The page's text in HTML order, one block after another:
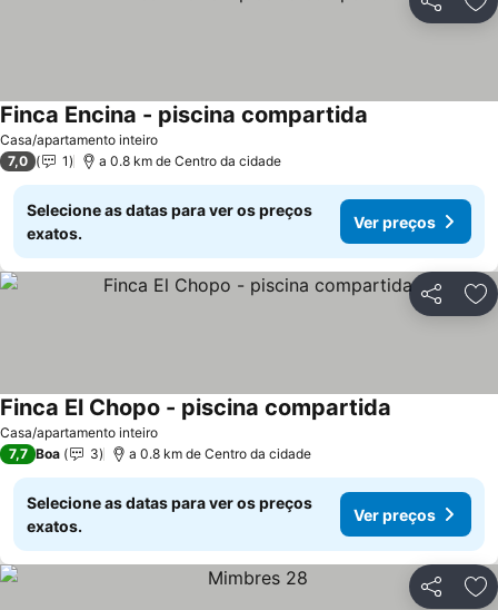
Partilhar
Casa/apartamento inteiro
Finca Encina - piscina compartida
7,0 1 a 0.8 km de Centro da cidade
Selecione as datas para ver os preços
exatos.
Ver preços
Partilhar
Casa/apartamento inteiro
Finca El Chopo - piscina compartida
7,7 Boa 3 a 0.8 km de Centro da cidade
Selecione as datas para ver os preços
exatos.
Ver preços
Partilhar